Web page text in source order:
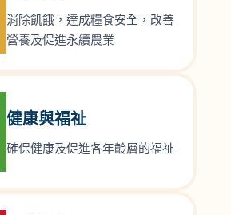
消除飢餓，達成糧食安全，改善
營養及促進永續農業
健康與福祉
確保健康及促進各年齡層的福祉